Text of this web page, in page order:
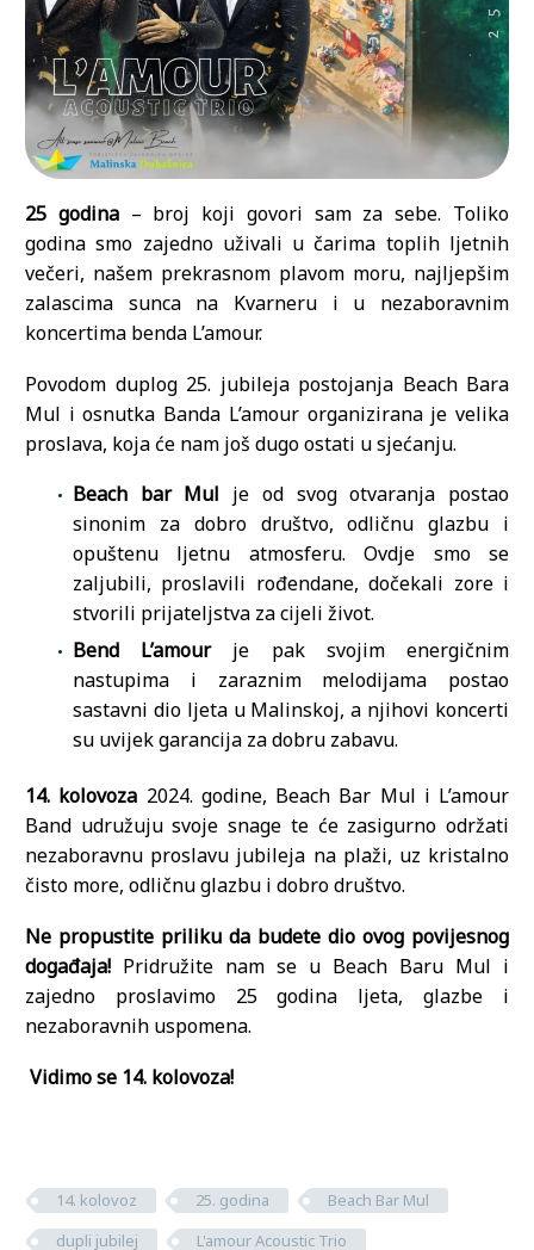
25 godina– broj koji govori sam za sebe. Toliko
godina smo zajedno uživali u čarima toplih ljetnih
večeri, našem prekrasnom plavom moru, najljepšim
zalascima sunca na Kvarneru i u nezaboravnim
koncertima benda L’amour.
Povodom duplog 25. jubileja postojanja Beach Bara
Mul i osnutka Banda L’amour organizirana je velika
proslava, koja će nam još dugo ostati u sjećanju.
Beach bar Mul je od svog otvaranja postao
sinonim za dobro društvo, odličnu glazbu i
opuštenu ljetnu atmosferu. Ovdje smo se
zaljubili, proslavili rođendane, dočekali zore i
stvorili prijateljstva za cijeli život.
Bend L’amourje pak svojim energičnim
nastupima i zaraznim melodijama postao
sastavni dio ljeta u Malinskoj, a njihovi koncerti
su uvijek garancija za dobru zabavu.
14. kolovoza 2024. godine, Beach Bar Mul i L’amour
Band udružuju svoje snage te će zasigurno održati
nezaboravnu proslavu jubileja na plaži, uz kristalno
čisto more, odličnu glazbu i dobro društvo.
Ne propustite priliku da budete dio ovog povijesnog
događaja! Pridružite nam se u Beach Baru Mul i
zajedno proslavimo 25 godina ljeta, glazbe i
nezaboravnih uspomena.
Vidimo se 14. kolovoza!
14. kolovoz 25. godina
Beach Bar Mul
dupli jubilej
L'amour Acoustic Trio